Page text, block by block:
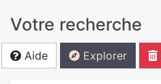
Votre recherche
Aide Explorer